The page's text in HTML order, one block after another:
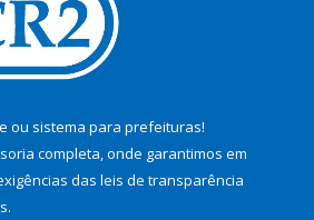
ou sistema para prefeituras!
completa, onde garantimos em
das leis de transparência